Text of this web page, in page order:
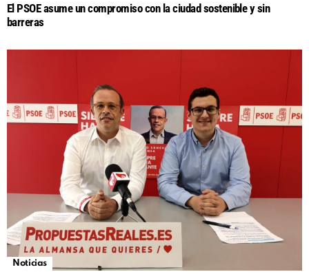
El PSOE asume un compromiso con la ciudad sostenible y sin
barreras
Noticias